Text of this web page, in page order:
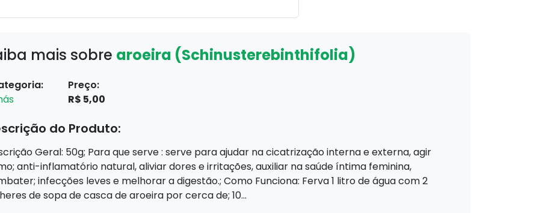
mais sobre aroeira (Schinusterebinthifolia)
Preço:
R$ 5,00
do Produto:
Geral: 50g; Para que serve : serve para ajudar na cicatrização interna e externa, agir
anti-inflamatório natural, aliviar dores e irritações, auxiliar na saúde íntima feminina,
infecções leves e melhorar a digestão.; Como Funciona: Ferva 1 litro de água com 2
de sopa de casca de aroeira por cerca de; 10...